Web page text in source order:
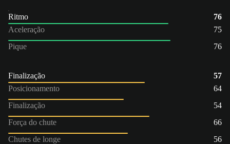
Ritmo
76
Aceleração
75
Pique
76
Finalização
57
Posicionamento
64
Finalização
54
Força do chute
66
Chutes de longe
56